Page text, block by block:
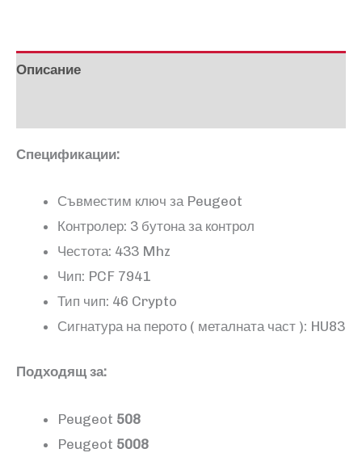
и
Описание
Спецификации:
Съвместим ключ за Peugeot
Контролер: 3 бутона за контрол
Честота: 433 Mhz
Чип: PCF 7941
Тип чип: 46 Crypto
Сигнатура на перото ( металната част ): HU83
Подходящ за:
Peugeot 508
Peugeot 5008